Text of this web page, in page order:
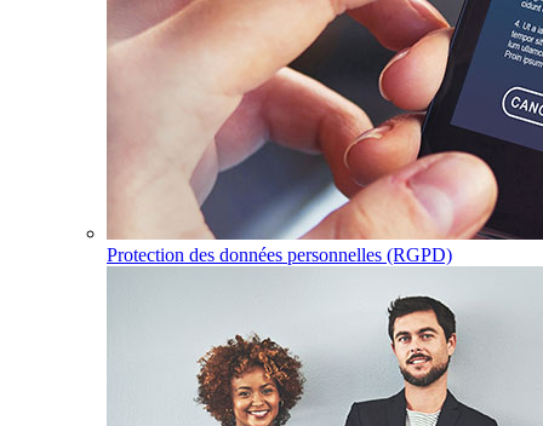
Protection des données personnelles (RGPD)